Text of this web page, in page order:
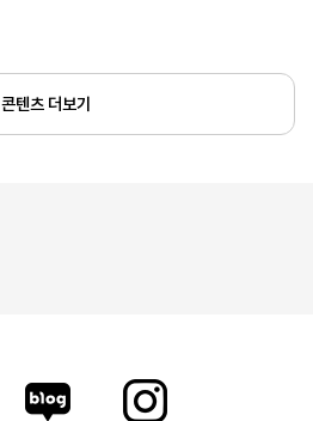
콘텐츠 더보기